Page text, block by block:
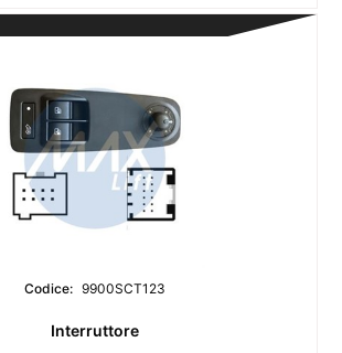
Codice: 9900SCT123
Interruttore